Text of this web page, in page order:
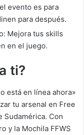
evento es para
para después.
Mejora tus skills
en el juego.
ti?
está en línea ahora»
tu arsenal en Free
Sudamérica. Con
y la Mochila FFWS